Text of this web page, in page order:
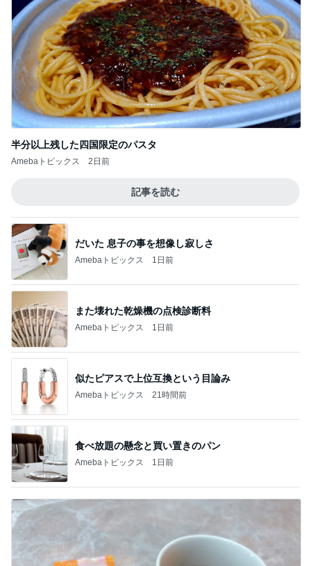
半分以上残した四国限定のパスタ
Amebaトピックス 2日前
記事を読む
だいた 息子の事を想像し寂しさ
Amebaトピックス 1日前
また壊れた乾燥機の点検診断料
Amebaトピックス 1日前
似たピアスで上位互換という目論み
Amebaトピックス 21時間前
食べ放題の懸念と買い置きのパン
Amebaトピックス 1日前